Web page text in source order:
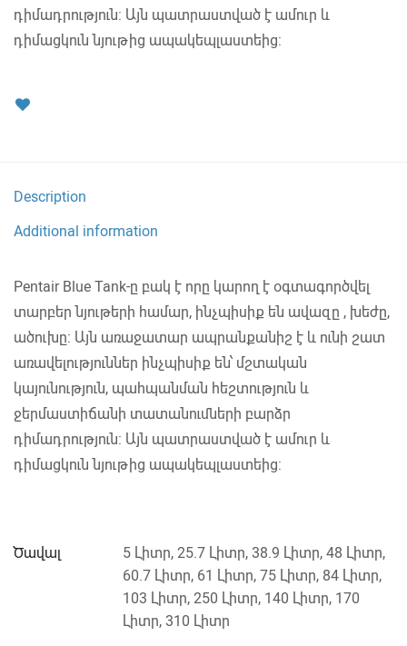
դիմադրություն: Այն պատրաստված է ամուր և
դիմացկուն նյութից ապակեպլաստեից:
Description
Additional information
Pentair Blue Tank-ը բակ է որը կարող է օգտագործվել
տարբեր նյութերի համար, ինչպիսիք են ավազը , խեժը,
ածուխը: Այն առաջատար ապրանքանիշ է և ունի շատ
առավելություններ ինչպիսիք են՝ մշտական ​​
կայունություն, պահպանման հեշտություն և
ջերմաստիճանի տատանումների բարձր
դիմադրություն: Այն պատրաստված է ամուր և
դիմացկուն նյութից ապակեպլաստեից:
Ծավալ
5 Լիտր, 25.7 Լիտր, 38.9 Լիտր, 48 Լիտր,
60.7 Լիտր, 61 Լիտր, 75 Լիտր, 84 Լիտր,
103 Լիտր, 250 Լիտր, 140 Լիտր, 170
Լիտր, 310 Լիտր